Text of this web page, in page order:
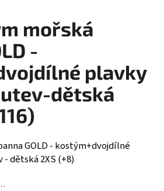
mořská
-
plavky
dětská
GOLD - kostým+dvojdílné
dětská 2XS (+8)